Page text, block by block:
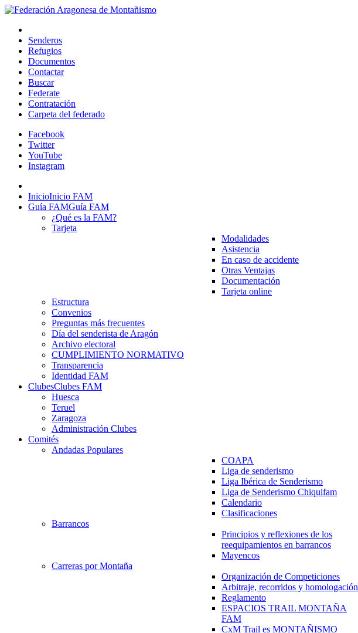
Senderos
Refugios
Documentos
Contactar
Buscar
Federate
Contratación
Carpeta del federado
Facebook
Twitter
YouTube
Instagram
InicioInicio FAM
Guía FAMGuía FAM
¿Qué es la FAM?
Tarjeta
Modalidades
Asistencia
En caso de accidente
Otras Ventajas
Documentación
Tarjeta online
Estructura
Convenios
Preguntas más frecuentes
Día del senderista de Aragón
Archivo electoral
CUMPLIMIENTO NORMATIVO
Transparencia
Identidad FAM
ClubesClubes FAM
Huesca
Teruel
Zaragoza
Administración Clubes
Comités
Andadas Populares
COAPA
Liga de senderismo
Liga Ibérica de Senderismo
Liga de Senderismo Chiquifam
Calendario
Clasificaciones
Barrancos
Principios y reflexiones de los
reequipamientos en barrancos
Mayencos
Carreras por Montaña
Organización de Competiciones
Arbitraje, recorridos y homologación
Reglamento
ESPACIOS TRAIL MONTAÑA
FAM
CxM Trail es MONTAÑISMO